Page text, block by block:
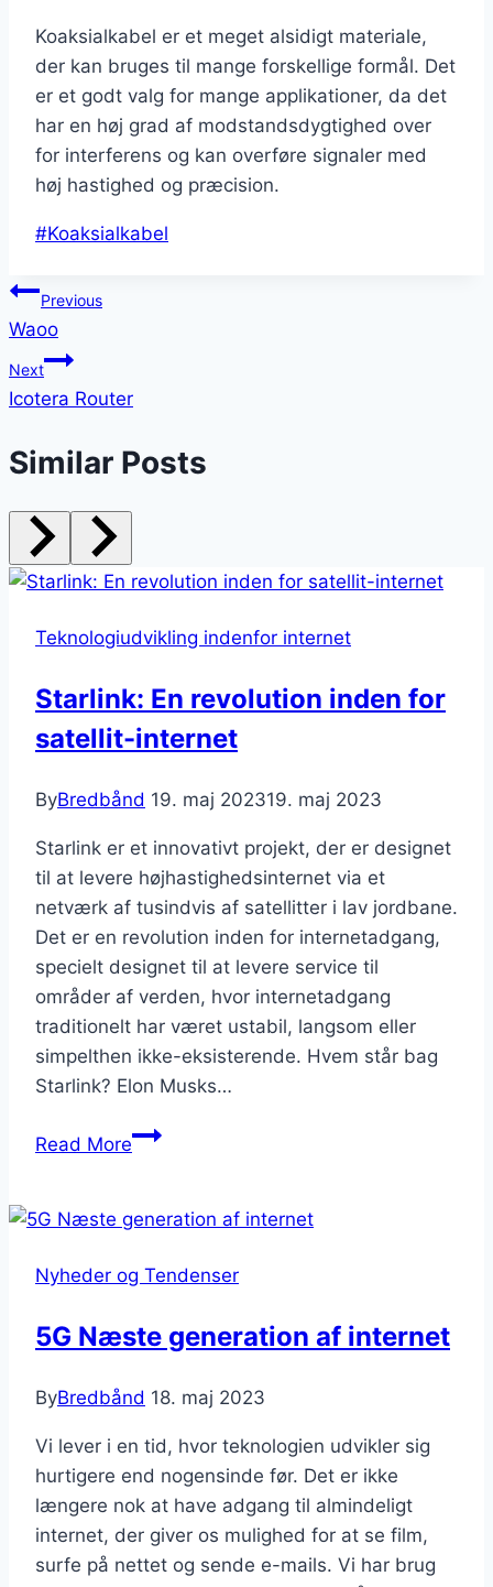
Koaksialkabel er et meget alsidigt materiale,
der kan bruges til mange forskellige formål. Det
er et godt valg for mange applikationer, da det
har en høj grad af modstandsdygtighed over
for interferens og kan overføre signaler med
høj hastighed og præcision.
Post
#Koaksialkabel
Indlægsnavigation
Previous
Waoo
Next
Icotera Router
Similar Posts
Teknologiudvikling indenfor internet
Starlink: En revolution inden for
satellit-internet
ByBredbånd 19. maj 202319. maj 2023
Starlink er et innovativt projekt, der er designet
til at levere højhastighedsinternet via et
netværk af tusindvis af satellitter i lav jordbane.
Det er en revolution inden for internetadgang,
specielt designet til at levere service til
områder af verden, hvor internetadgang
traditionelt har været ustabil, langsom eller
simpelthen ikke-eksisterende. Hvem står bag
Starlink? Elon Musks…
Read MoreStarlink:
inden
satellit-
Nyheder og Tendenser
5G Næste generation af internet
ByBredbånd 18. maj 2023
Vi lever i en tid, hvor teknologien udvikler sig
hurtigere end nogensinde før. Det er ikke
længere nok at have adgang til almindeligt
internet, der giver os mulighed for at se film,
surfe på nettet og sende e-mails. Vi har brug